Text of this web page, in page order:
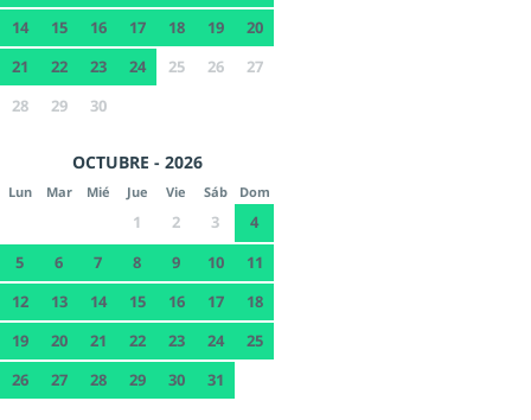
14
15 16 17 18 19
20
21
22 23 24 25 26
27
28
29 30
OCTUBRE - 2026
Lun Mar Mié Jue Vie Sáb Dom
1 2 3
4
5
6 7 8 9 10
11
12
13 14 15 16 17
18
19
20 21 22 23 24
25
26
27 28 29 30 31